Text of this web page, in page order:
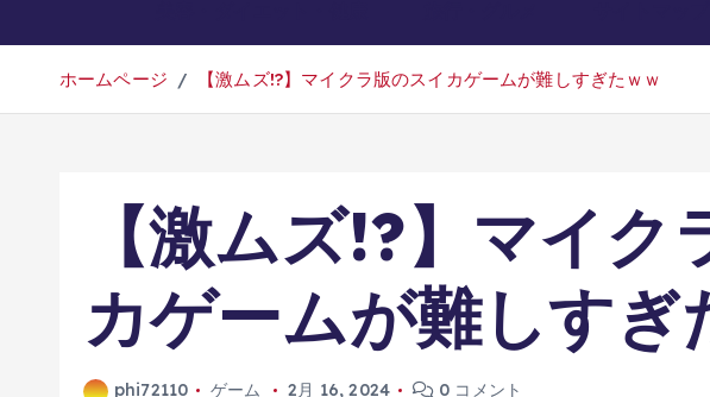
ホームページ 【激ムズ!?】マイクラ版のスイカゲームが難しすぎたｗｗ
【激ムズ!?】マイク
カゲームが難しすぎ
phi72110 ゲーム 2月 16, 2024 0 コメント